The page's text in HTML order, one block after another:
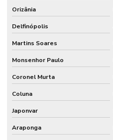
Orizânia
Delfinópolis
Martins Soares
Monsenhor Paulo
Coronel Murta
Coluna
Japonvar
Araponga